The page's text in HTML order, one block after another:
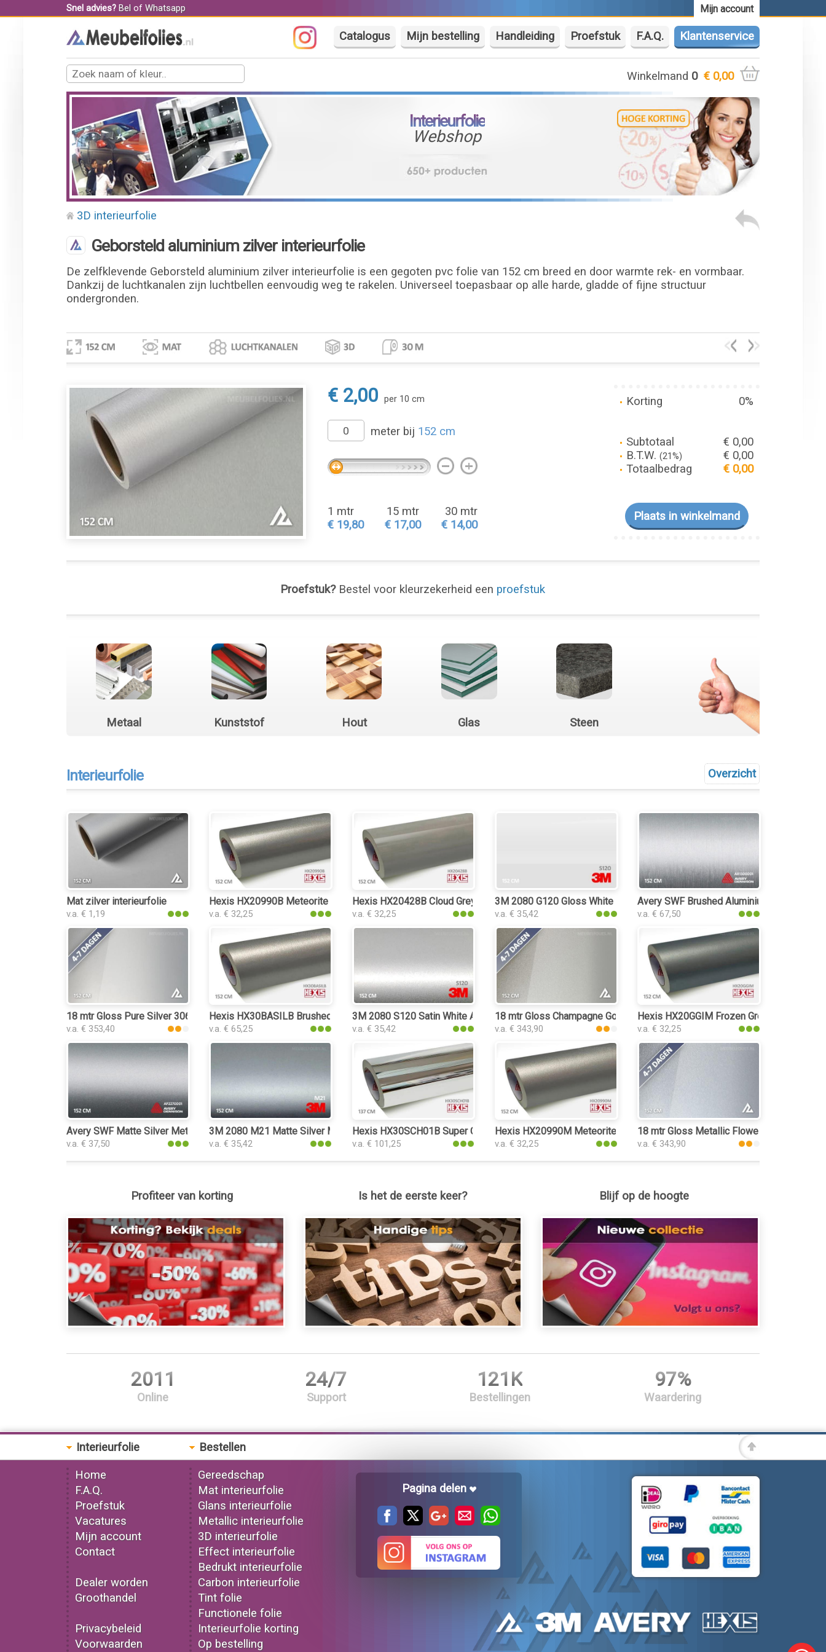
Mijn account
Snel advies? Belof Whatsapp
Catalogus Mijn bestelling Handleiding Proefstuk F.A.Q. Klantenservice
Winkelmand 0 € 0,00
Interieurfolie
Webshop
3D interieurfolie
Geborsteld aluminium zilver interieurfolie
De zelfklevende Geborsteld aluminium zilver interieurfolie is een gegoten pvc folie van 152 cm breed en door warmte rek- en vormbaar.
Dankzij de luchtkanalen zijn luchtbellen eenvoudig weg te rakelen. Universeel toepasbaar op alle harde, gladde of fijne structuur
ondergronden.
€ 2,00 per 10 cm
meter bij 152 cm
1 mtr
€ 19,80
15 mtr
€ 17,00
30 mtr
€ 14,00
Korting 0%
Subtotaal
€ 0,00
B.T.W. (21%)
€ 0,00
Totaalbedrag
€ 0,00
Proefstuk?Bestel voor kleurzekerheid een proefstuk
Metaal Kunststof Hout Glas Steen
Overzicht
Interieurfolie
Mat zilver interieurfolie
v.a. € 1,19
Hexis HX20990B Meteorite Grey Metal Gloss interieurfolie
v.a. € 32,25
Hexis HX20428B Cloud Grey Gloss interieurfolie
v.a. € 32,25
3M 2080 G120 Gloss White Aluminium interieurfolie
v.a. € 35,42
Avery SWF Brushed Aluminium
v.a. € 67,50
18 mtr Gloss Pure Silver 3061 interieurfolie
v.a. € 353,40
Hexis HX30BASILB Brushed Aluminium Silver interieurfolie
v.a. € 65,25
3M 2080 S120 Satin White Aluminium interieurfolie
v.a. € 35,42
18 mtr Gloss Champagne Gold 3182 interieurfolie
v.a. € 343,90
Hexis HX20GGIM Frozen Grey Matt
v.a. € 32,25
Avery SWF Matte Silver Metallic interieurfolie
v.a. € 37,50
3M 2080 M21 Matte Silver Metallic interieurfolie
v.a. € 35,42
Hexis HX30SCH01B Super Chrome Silver Gloss interieurfolie
v.a. € 101,25
Hexis HX20990M Meteorite Grey Metal Matt interieurfolie
v.a. € 32,25
18 mtr Gloss Metallic Flower Silver 3190
v.a. € 343,90
Profiteer van korting Is het de eerste keer? Blijf op de hoogte
2011
Online
24/7
Support
121K
Bestellingen
97%
Waardering
Interieurfolie
Home
F.A.Q.
Proefstuk
Vacatures
Mijn account
Contact
Dealer worden
Groothandel
Privacybeleid
Voorwaarden
Bestellen
Gereedschap
Mat interieurfolie
Glans interieurfolie
Metallic interieurfolie
3D interieurfolie
Effect interieurfolie
Bedrukt interieurfolie
Carbon interieurfolie
Tint folie
Functionele folie
Interieurfolie korting
Op bestelling
Pagina delen